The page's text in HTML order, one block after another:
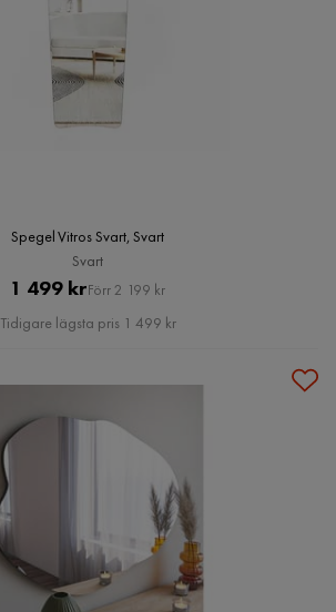
Spegel Vitros Svart, Svart
Svart
Pris
1 499 krOriginal
Pris
Förr 2 199 kr
Tidigare lägsta pris 1 499 kr